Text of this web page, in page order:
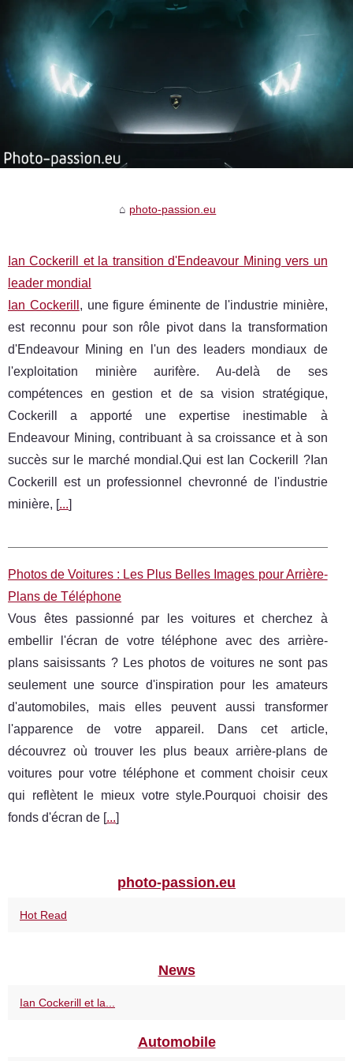
photo-passion.eu
Ian Cockerill et la transition d'Endeavour Mining vers un
leader mondial
Ian Cockerill , une figure éminente de l'industrie minière,
est reconnu pour son rôle pivot dans la transformation
d'Endeavour Mining en l'un des leaders mondiaux de
l'exploitation minière aurifère. Au-delà de ses
compétences en gestion et de sa vision stratégique,
Cockerill a apporté une expertise inestimable à
Endeavour Mining, contribuant à sa croissance et à son
succès sur le marché mondial.Qui est Ian Cockerill ?Ian
Cockerill est un professionnel chevronné de l'industrie
minière, [...]
Photos de Voitures : Les Plus Belles Images pour Arrière-
Plans de Téléphone
Vous êtes passionné par les voitures et cherchez à
embellir l'écran de votre téléphone avec des arrière-
plans saisissants ? Les photos de voitures ne sont pas
seulement une source d'inspiration pour les amateurs
d'automobiles, mais elles peuvent aussi transformer
l'apparence de votre appareil. Dans cet article,
découvrez où trouver les plus beaux arrière-plans de
voitures pour votre téléphone et comment choisir ceux
qui reflètent le mieux votre style.Pourquoi choisir des
fonds d'écran de [...]
photo-passion.eu
Hot Read
News
Ian Cockerill et la...
Automobile